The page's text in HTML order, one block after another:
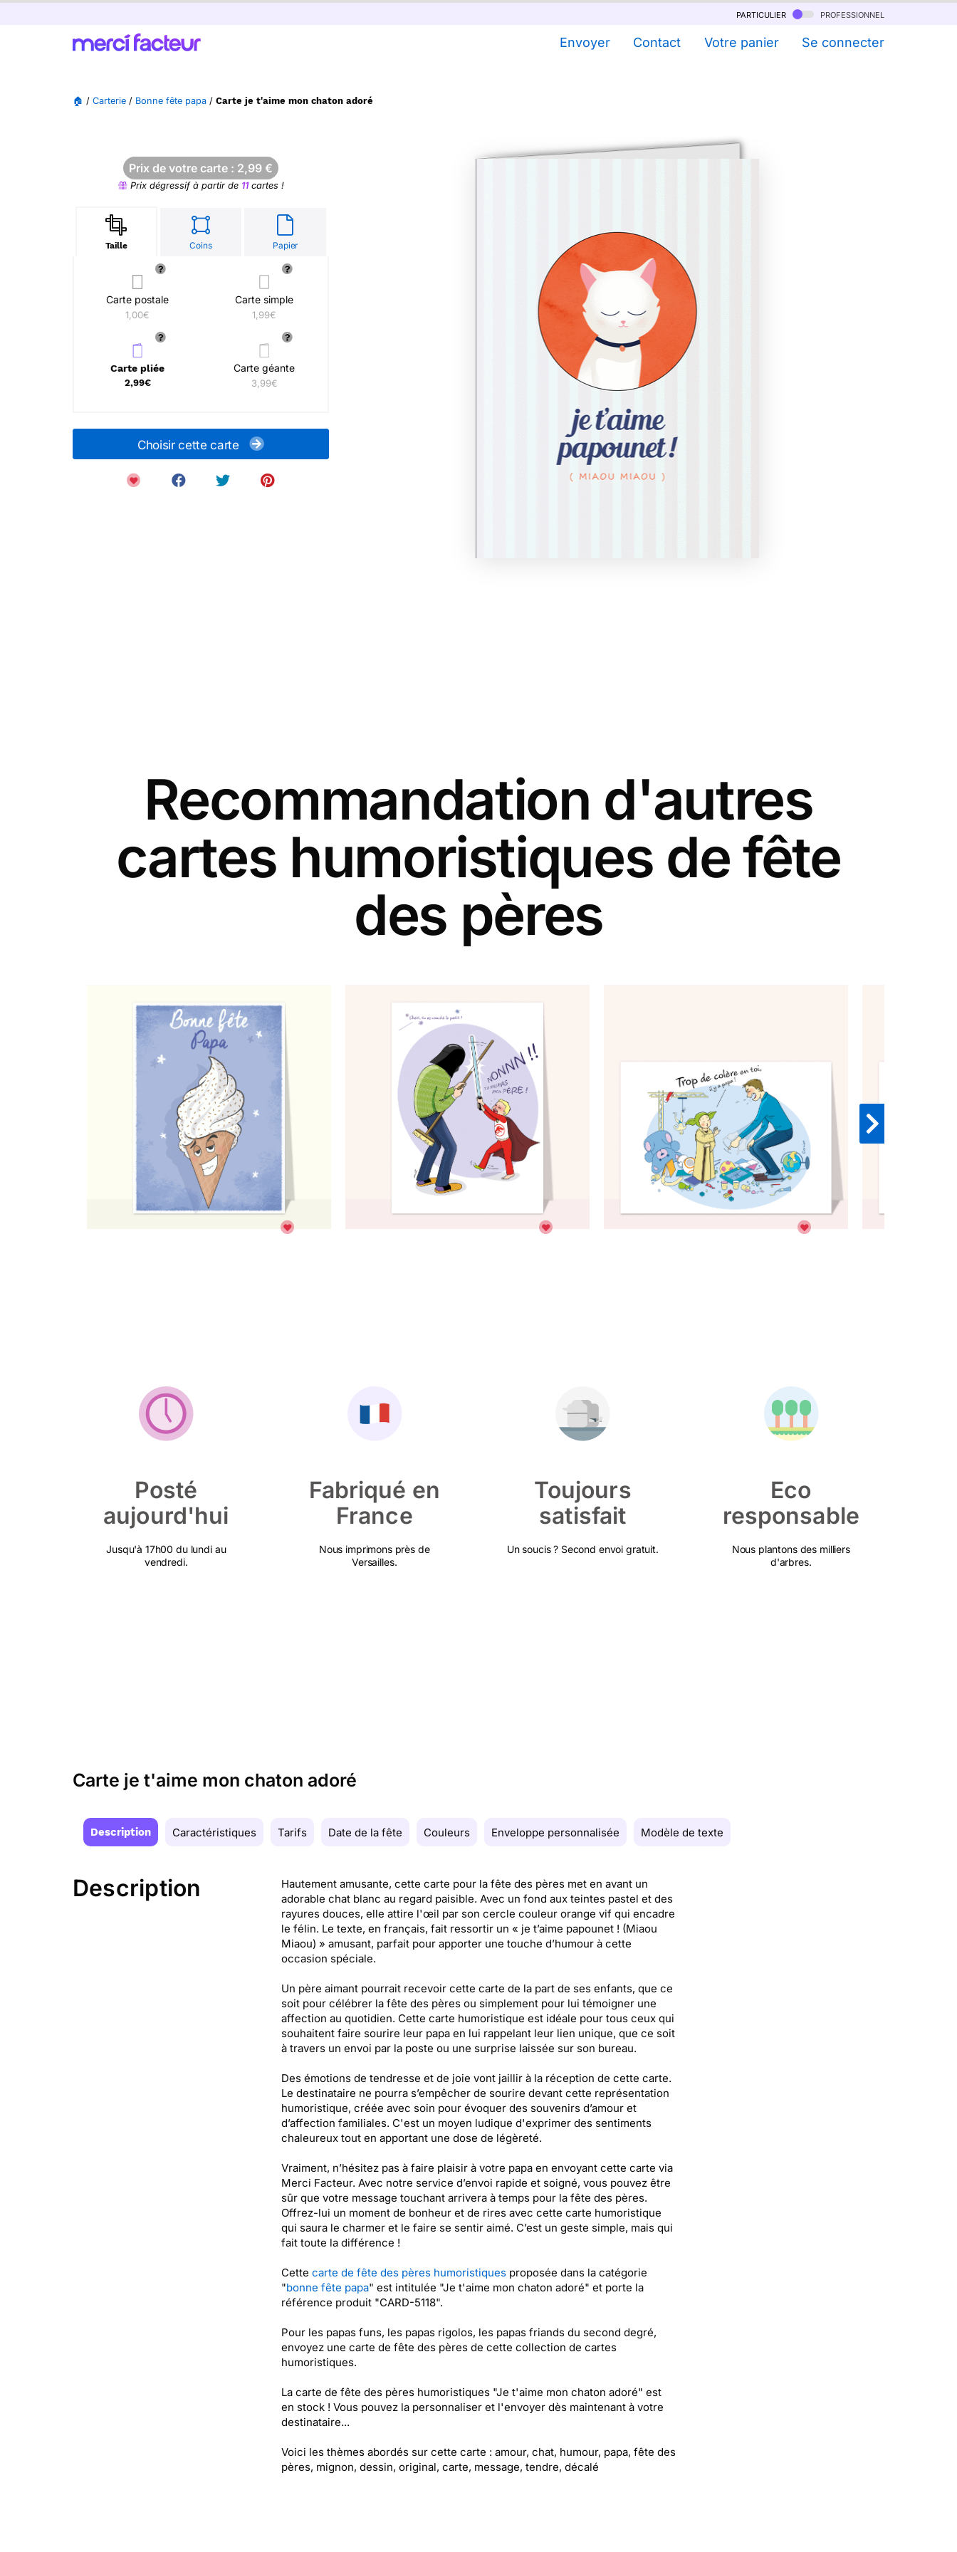
particulier professionnel
Envoyer Contact Votre panier Se connecter
🏠 / Carterie / Bonne fête papa / Carte je t'aime mon chaton adoré
Prix de votre carte : 2,99 €
Prix dégressif à partir de 11cartes !
Taille Coins Papier
Carte postale
1,00€
Carte simple
1,99€
Carte pliée
2,99€
Carte géante
3,99€
Choisir cette carte
Recommandation d'autres
cartes humoristiques de fête
des pères
Posté
aujourd'hui
Jusqu'à 17h00 du lundi au
vendredi.
Fabriqué en
France
Nous imprimons près de
Versailles.
Toujours
satisfait
Un soucis ? Second envoi gratuit.
Eco
responsable
Nous plantons des milliers
d'arbres.
Carte je t'aime mon chaton adoré
Description Caractéristiques Tarifs Date de la fête Couleurs Enveloppe personnalisée Modèle de texte
Description
Hautement amusante, cette carte pour la fête des pères met en avant un
adorable chat blanc au regard paisible. Avec un fond aux teintes pastel et des
rayures douces, elle attire l'œil par son cercle couleur orange vif qui encadre
le félin. Le texte, en français, fait ressortir un « je t’aime papounet ! (Miaou
Miaou) » amusant, parfait pour apporter une touche d’humour à cette
occasion spéciale.
Un père aimant pourrait recevoir cette carte de la part de ses enfants, que ce
soit pour célébrer la fête des pères ou simplement pour lui témoigner une
affection au quotidien. Cette carte humoristique est idéale pour tous ceux qui
souhaitent faire sourire leur papa en lui rappelant leur lien unique, que ce soit
à travers un envoi par la poste ou une surprise laissée sur son bureau.
Des émotions de tendresse et de joie vont jaillir à la réception de cette carte.
Le destinataire ne pourra s’empêcher de sourire devant cette représentation
humoristique, créée avec soin pour évoquer des souvenirs d’amour et
d’affection familiales. C'est un moyen ludique d'exprimer des sentiments
chaleureux tout en apportant une dose de légèreté.
Vraiment, n’hésitez pas à faire plaisir à votre papa en envoyant cette carte via
Merci Facteur. Avec notre service d’envoi rapide et soigné, vous pouvez être
sûr que votre message touchant arrivera à temps pour la fête des pères.
Offrez-lui un moment de bonheur et de rires avec cette carte humoristique
qui saura le charmer et le faire se sentir aimé. C’est un geste simple, mais qui
fait toute la différence !
Cette carte de fête des pères humoristiquesproposée dans la catégorie
"bonne fête papa" est intitulée "Je t'aime mon chaton adoré" et porte la
référence produit "CARD-5118".
Pour les papas funs, les papas rigolos, les papas friands du second degré,
envoyez une carte de fête des pères de cette collection de cartes
humoristiques.
La carte de fête des pères humoristiques "Je t'aime mon chaton adoré" est
en stock ! Vous pouvez la personnaliser et l'envoyer dès maintenant à votre
destinataire...
Voici les thèmes abordés sur cette carte : amour, chat, humour, papa, fête des
pères, mignon, dessin, original, carte, message, tendre, décalé